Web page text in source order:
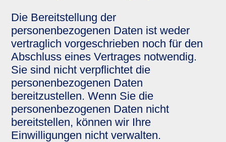
Die Bereitstellung der
personenbezogenen Daten ist weder
vertraglich vorgeschrieben noch für den
Abschluss eines Vertrages notwendig.
Sie sind nicht verpflichtet die
personenbezogenen Daten
bereitzustellen. Wenn Sie die
personenbezogenen Daten nicht
bereitstellen, können wir Ihre
Einwilligungen nicht verwalten.